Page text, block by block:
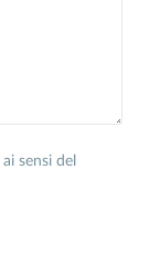
ai sensi del